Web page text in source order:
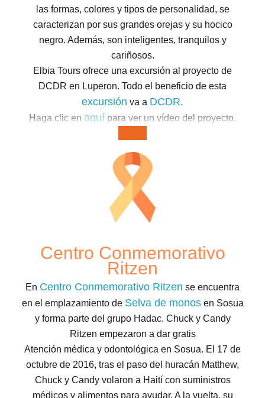
las formas, colores y tipos de personalidad, se
caracterizan por sus grandes orejas y su hocico
negro. Además, son inteligentes, tranquilos y
cariñosos.
Elbia Tours ofrece una excursión al proyecto de
DCDR en Luperon. Todo el beneficio de esta
excursión va a DCDR.
Haga clic en aquí para ver un vídeo del proyecto.
Centro Conmemorativo
Ritzen
En Centro Conmemorativo Ritzen se encuentra
en el emplazamiento de Selva de monosen Sosua
y forma parte del grupo Hadac. Chuck y Candy
Ritzen empezaron a dar gratis
Atención médica y odontológica en Sosua. El 17 de
octubre de 2016, tras el paso del huracán Matthew,
Chuck y Candy volaron a Haití con suministros
médicos y alimentos para ayudar. A la vuelta, su